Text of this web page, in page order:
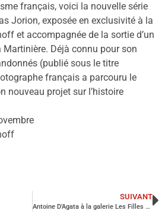
français, voici la nouvelle série
Jorion, exposée en exclusivité à la
et accompagnée de la sortie d’un
Martinière. Déjà connu pour son
(publié sous le titre
français a parcouru le
nouveau projet sur l’histoire
SUIVANT
Antoine D’Agata à la galerie Les Filles du Calvaire, Paris